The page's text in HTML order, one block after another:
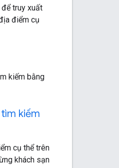
để truy xuất
điểm cụ
kiếm bằng
kiếm
cụ thể trên
khách sạn